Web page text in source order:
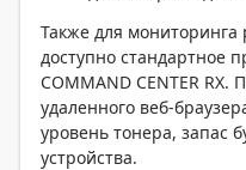
Также для мониторинга
доступно стандартное
COMMAND CENTER RX.
удаленного веб-
уровень тонера, запас
устройства.